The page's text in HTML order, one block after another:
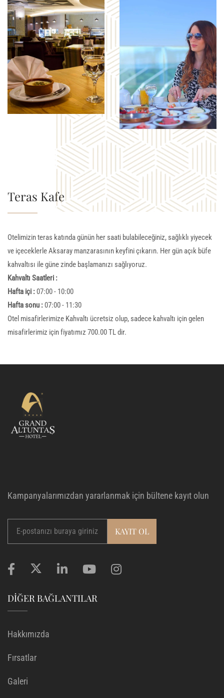
Teras Kafe
Otelimizin teras katında günün her saati bulabileceğiniz, sağlıklı yiyecek
ve içeceklerle Aksaray manzarasının keyfini çıkarın. Her gün açık büfe
kahvaltısı ile güne zinde başlamanızı sağlıyoruz.
Kahvaltı Saatleri :
Hafta içi :07:00 - 10:00
Hafta sonu :07:00 - 11:30
Otel misafirlerimize Kahvaltı ücretsiz olup, sadece kahvaltı için gelen
misafirlerimiz için fiyatımız 700.00 TL dir.
Kampanyalarımızdan yararlanmak için bültene kayıt olun
DIĞER BAĞLANTILAR
Hakkımızda
Fırsatlar
Galeri